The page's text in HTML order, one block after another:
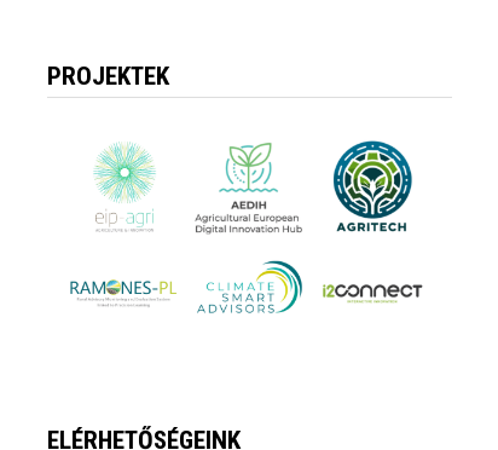
PROJEKTEK
ELÉRHETŐSÉGEINK